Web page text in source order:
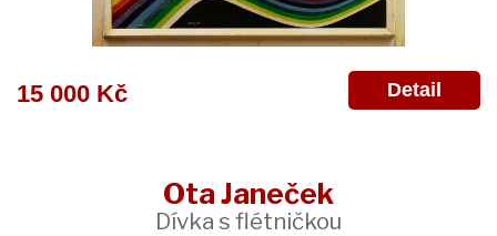
15 000 Kč Detail
Ota Janeček
Dívka s flétničkou